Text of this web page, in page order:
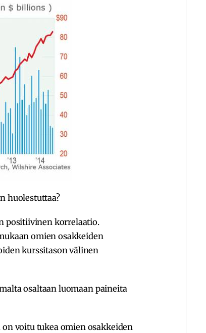
huolestuttaa?
positiivinen korrelaatio.
omien osakkeiden
kurssitason välinen
osaltaan luomaan paineita
voitu tukea omien osakkeiden